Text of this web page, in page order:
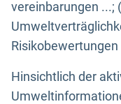
vereinbarungen ...;
Risikobewertungen
Hinsichtlich der